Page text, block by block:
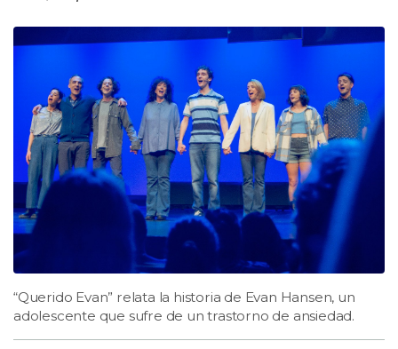
“Querido Evan” relata la historia de Evan Hansen, un
adolescente que sufre de un trastorno de ansiedad.